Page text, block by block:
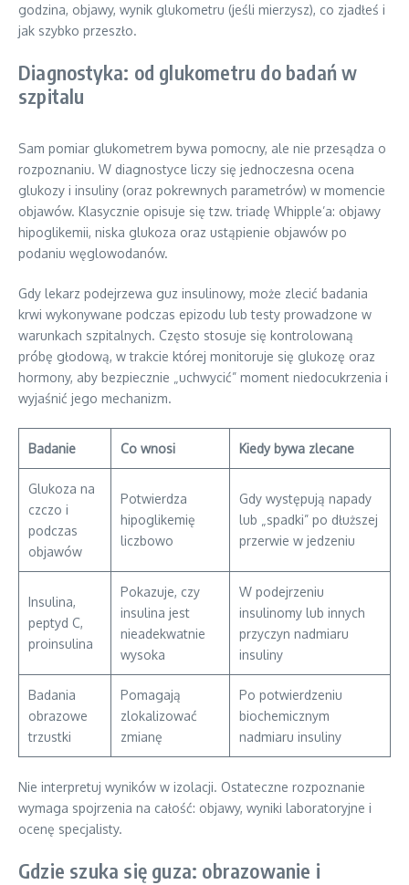
godzina, objawy, wynik glukometru (jeśli mierzysz), co zjadłeś i
jak szybko przeszło.
Diagnostyka: od glukometru do badań w
szpitalu
Sam pomiar glukometrem bywa pomocny, ale nie przesądza o
rozpoznaniu. W diagnostyce liczy się jednoczesna ocena
glukozy i insuliny (oraz pokrewnych parametrów) w momencie
objawów. Klasycznie opisuje się tzw. triadę Whipple’a: objawy
hipoglikemii, niska glukoza oraz ustąpienie objawów po
podaniu węglowodanów.
Gdy lekarz podejrzewa guz insulinowy, może zlecić badania
krwi wykonywane podczas epizodu lub testy prowadzone w
warunkach szpitalnych. Często stosuje się kontrolowaną
próbę głodową, w trakcie której monitoruje się glukozę oraz
hormony, aby bezpiecznie „uchwycić” moment niedocukrzenia i
wyjaśnić jego mechanizm.
Badanie Co wnosi Kiedy bywa zlecane
Glukoza na
czczo i
podczas
objawów
Potwierdza
hipoglikemię
liczbowo
Gdy występują napady
lub „spadki” po dłuższej
przerwie w jedzeniu
Insulina,
peptyd C,
proinsulina
Pokazuje, czy
insulina jest
nieadekwatnie
wysoka
W podejrzeniu
insulinomy lub innych
przyczyn nadmiaru
insuliny
Badania
obrazowe
trzustki
Pomagają
zlokalizować
zmianę
Po potwierdzeniu
biochemicznym
nadmiaru insuliny
Nie interpretuj wyników w izolacji. Ostateczne rozpoznanie
wymaga spojrzenia na całość: objawy, wyniki laboratoryjne i
ocenę specjalisty.
Gdzie szuka się guza: obrazowanie i